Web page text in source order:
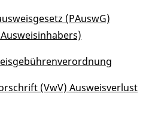
(PAuswG)
(VwV) Ausweisverlust